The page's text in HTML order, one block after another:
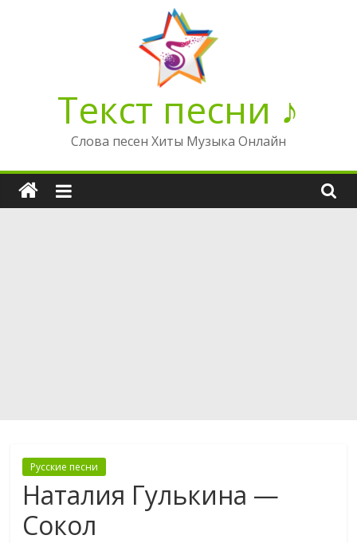
Текст песни ♪
Слова песен Хиты Музыка Онлайн
Русские песни
Наталия Гулькина —
Сокол